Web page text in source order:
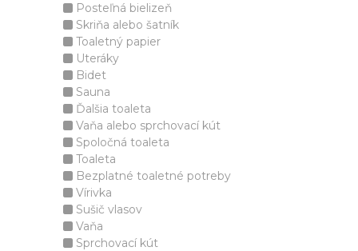
Posteľná bielizeň
Skriňa alebo šatník
Toaletný papier
Uteráky
Bidet
Sauna
Ďalšia toaleta
Vaňa alebo sprchovací kút
Spoločná toaleta
Toaleta
Bezplatné toaletné potreby
Vírivka
Sušič vlasov
Vaňa
Sprchovací kút